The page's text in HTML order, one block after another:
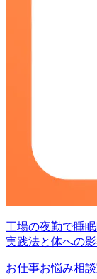
工場の夜勤で睡
実践法と体への
お仕事お悩み相